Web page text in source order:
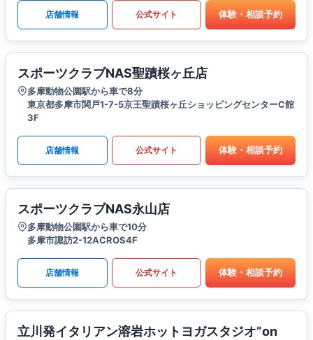
店舗情報 公式サイト 体験・相談予約
スポーツクラブNAS聖蹟桜ヶ丘店
多摩動物公園駅から車で8分
東京都多摩市関戸1-7-5京王聖蹟桜ヶ丘ショッピングセンターC館
3F
店舗情報 公式サイト 体験・相談予約
スポーツクラブNAS永山店
多摩動物公園駅から車で10分
多摩市諏訪2-12ACROS4F
店舗情報 公式サイト 体験・相談予約
立川発イタリアン溶岩ホットヨガスタジオ”on